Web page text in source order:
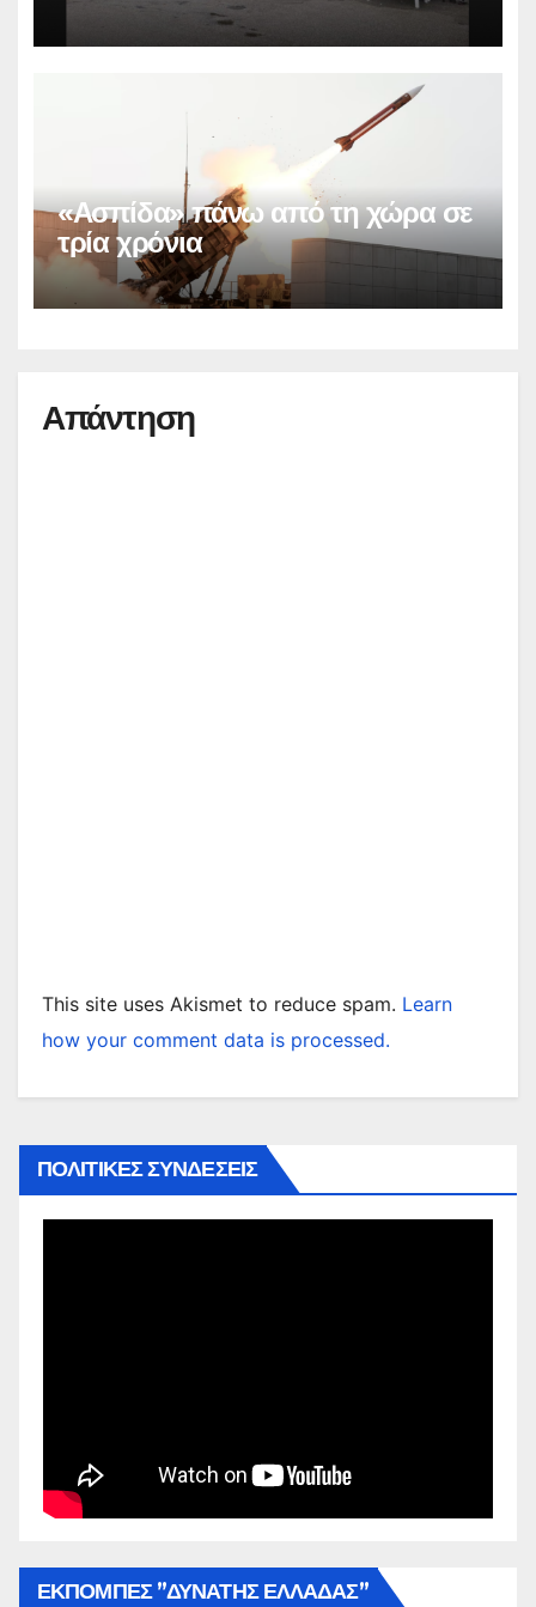
«Ασπίδα» πάνω από τη χώρα σε
τρία χρόνια
Απάντηση
This site uses Akismet to reduce spam. Learn
how your comment data is processed.
ΠΟΛΙΤΙΚΕΣ ΣΥΝΔΕΣΕΙΣ
ΕΚΠΟΜΠΕΣ ”ΔΥΝΑΤΗΣ ΕΛΛΑΔΑΣ”